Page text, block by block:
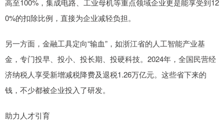
高至100%，集成电路、工业母机等重点领域企业更是能享受到12
0%的扣除比例，直接为企业减轻负担。
另一方面，金融工具定向“输血”，如浙江省的人工智能产业基
金，专门投早、投小、投长期、投硬科技。2024年，全国民营经
济纳税人享受新增减税降费及退税1.26万亿元。这些省下来的
钱，不少都被企业投入了研发。
助力人才引育